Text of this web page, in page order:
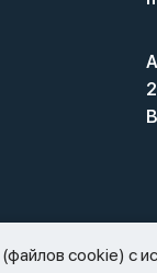
оборота
торговлю
cookie) с